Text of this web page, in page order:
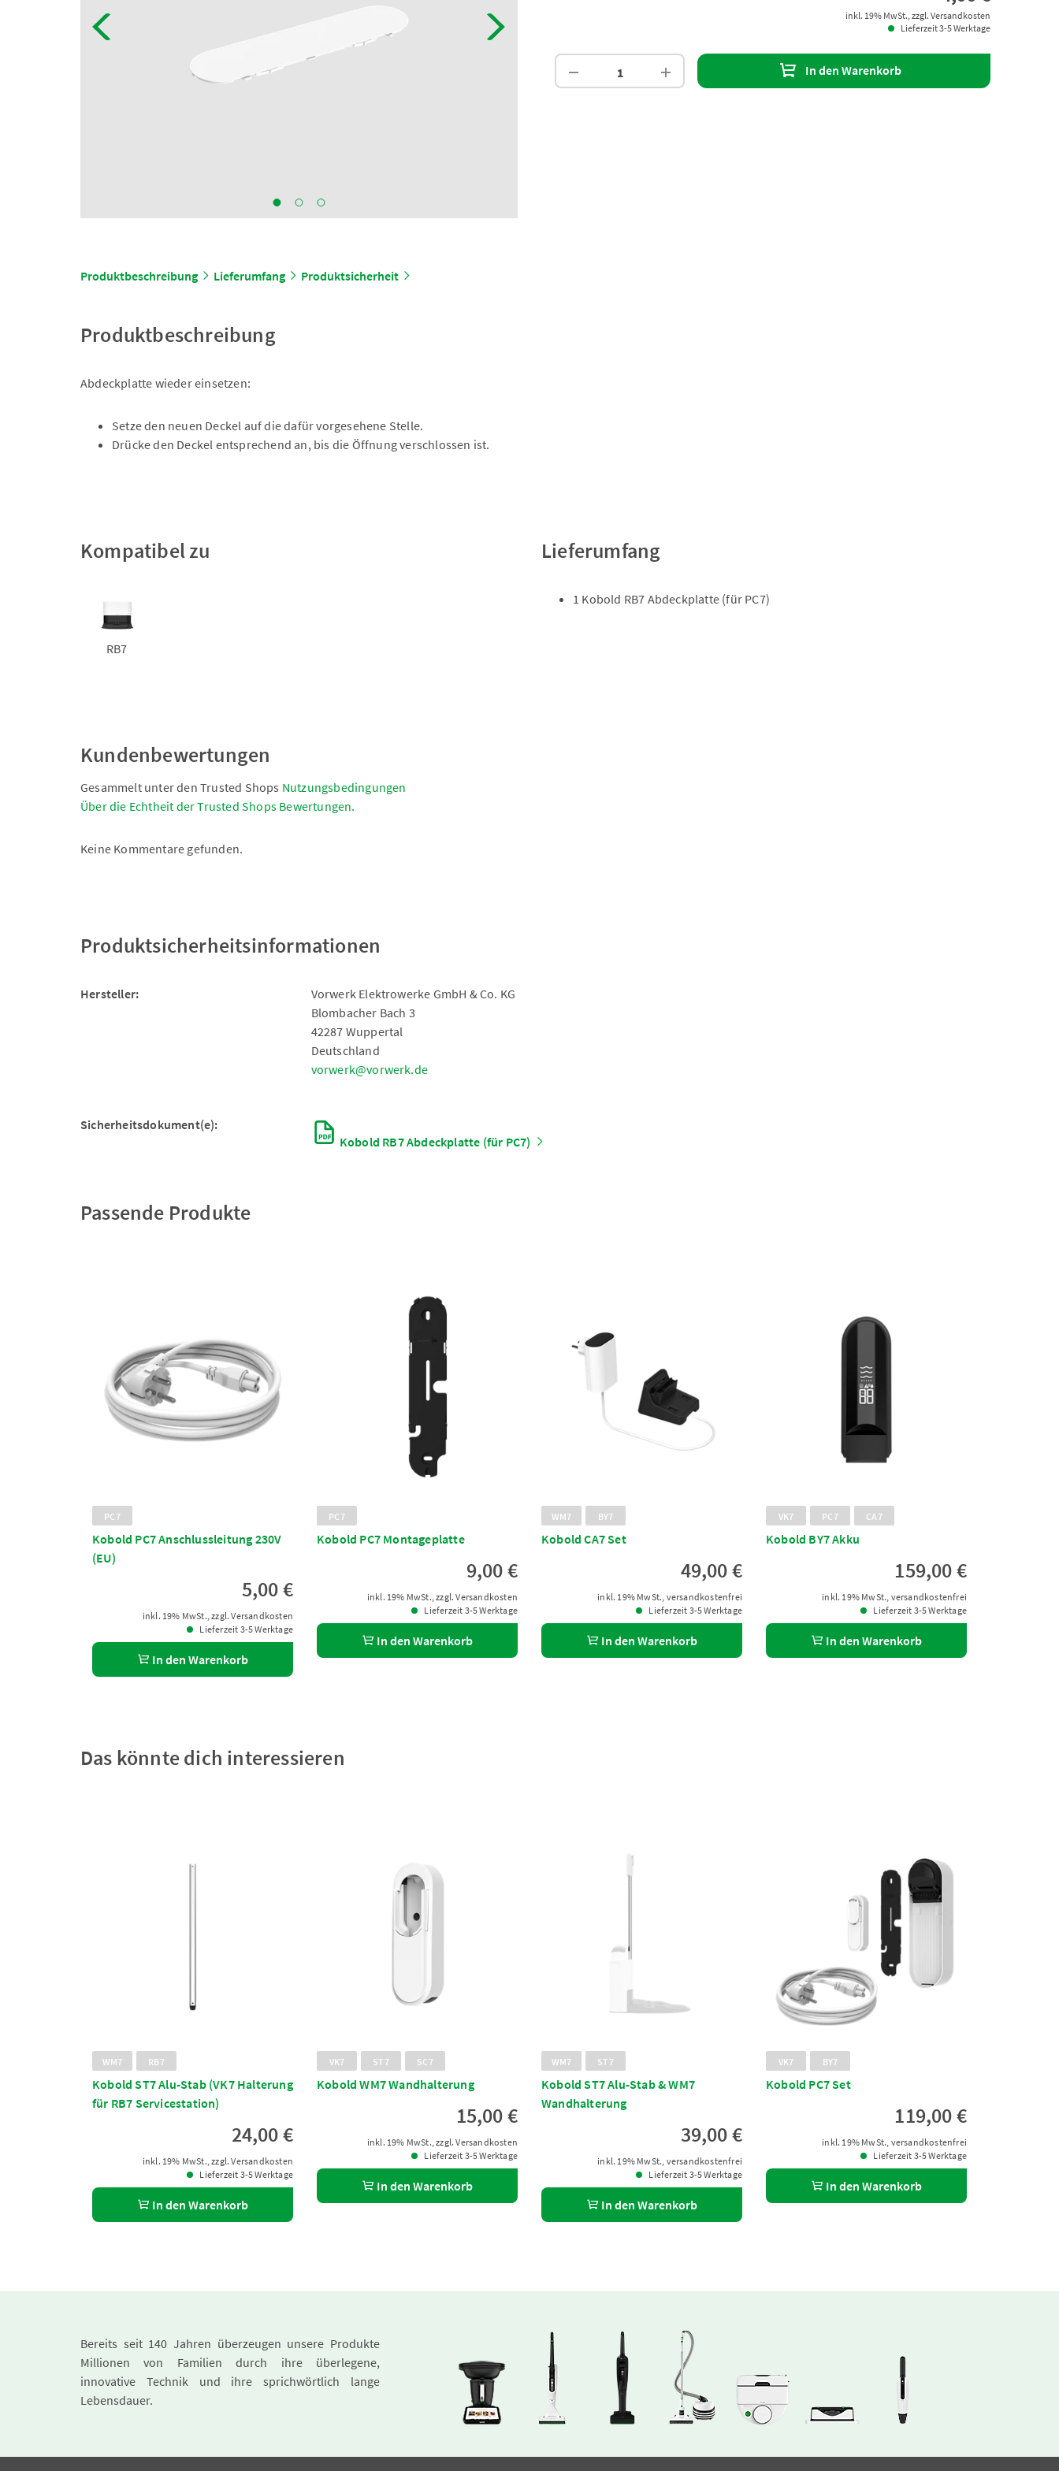
inkl. 19% MwSt., zzgl. Versandkosten
Lieferzeit 3-5 Werktage
In den Warenkorb
Produktbeschreibung Lieferumfang Produktsicherheit
Produktbeschreibung
Abdeckplatte wieder einsetzen:
Setze den neuen Deckel auf die dafür vorgesehene Stelle.
Drücke den Deckel entsprechend an, bis die Öffnung verschlossen ist.
Kompatibel zu
RB7
Lieferumfang
1 Kobold RB7 Abdeckplatte (für PC7)
Kundenbewertungen
Gesammelt unter den Trusted Shops Nutzungsbedingungen
Über die Echtheit der Trusted Shops Bewertungen.
Keine Kommentare gefunden.
Produktsicherheitsinformationen
Hersteller:
Vorwerk Elektrowerke GmbH & Co. KG
Blombacher Bach 3
42287 Wuppertal
Deutschland
vorwerk@vorwerk.de
Sicherheitsdokument(e):
Kobold RB7 Abdeckplatte (für PC7)
Passende Produkte
PC7
Kobold PC7 Anschlussleitung 230V
(EU)
5,00 €
inkl. 19% MwSt., zzgl. Versandkosten
Lieferzeit 3-5 Werktage
In den Warenkorb
PC7
Kobold PC7 Montageplatte
9,00 €
inkl. 19% MwSt., zzgl. Versandkosten
Lieferzeit 3-5 Werktage
In den Warenkorb
WM7 BY7
Kobold CA7 Set
49,00 €
inkl. 19% MwSt., versandkostenfrei
Lieferzeit 3-5 Werktage
In den Warenkorb
VK7 PC7 CA7
Kobold BY7 Akku
159,00 €
inkl. 19% MwSt., versandkostenfrei
Lieferzeit 3-5 Werktage
In den Warenkorb
Das könnte dich interessieren
WM7 RB7
Kobold ST7 Alu-Stab (VK7 Halterung
für RB7 Servicestation)
24,00 €
inkl. 19% MwSt., zzgl. Versandkosten
Lieferzeit 3-5 Werktage
In den Warenkorb
VK7 ST7 SC7
Kobold WM7 Wandhalterung
15,00 €
inkl. 19% MwSt., zzgl. Versandkosten
Lieferzeit 3-5 Werktage
In den Warenkorb
WM7 ST7
Kobold ST7 Alu-Stab & WM7
Wandhalterung
39,00 €
inkl. 19% MwSt., versandkostenfrei
Lieferzeit 3-5 Werktage
In den Warenkorb
VK7 BY7
Kobold PC7 Set
119,00 €
inkl. 19% MwSt., versandkostenfrei
Lieferzeit 3-5 Werktage
In den Warenkorb
Bereits seit 140 Jahren überzeugen unsere Produkte
Millionen von Familien durch ihre überlegene,
innovative Technik und ihre sprichwörtlich lange
Lebensdauer.